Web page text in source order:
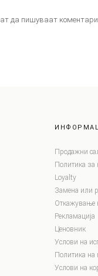
да пишуваат коментари
Продажни
Политика за
Loyalty
Замена или
Откажување
Рекламација
Ценовник
Услови на
Политика на
Услови на